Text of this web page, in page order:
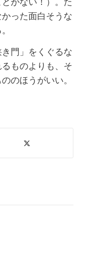
った面白そうな
門」をくぐるな
ものよりも、そ
のほうがいい。